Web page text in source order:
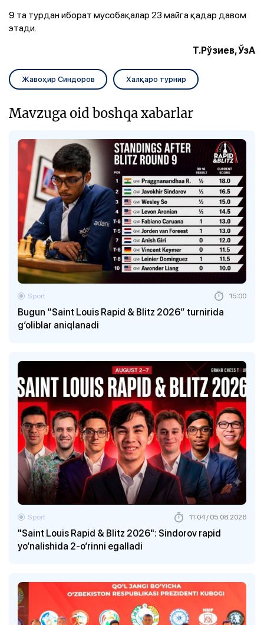
9 та турдан иборат мусобақалар 23 майга қадар давом
этади.
Т.Рўзиев, ЎзА
Жавоҳир Синдоров Халқаро турнир
Mavzuga oid boshqa xabarlar
Bugun “Saint Louis Rapid & Blitz 2026” turnirida
g‘oliblar aniqlanadi
Sport 15:00
"Saint Louis Rapid & Blitz 2026": Sindorov rapid
yo‘nalishida 2-o‘rinni egalladi
Sport 11:04 / 05.08.2026